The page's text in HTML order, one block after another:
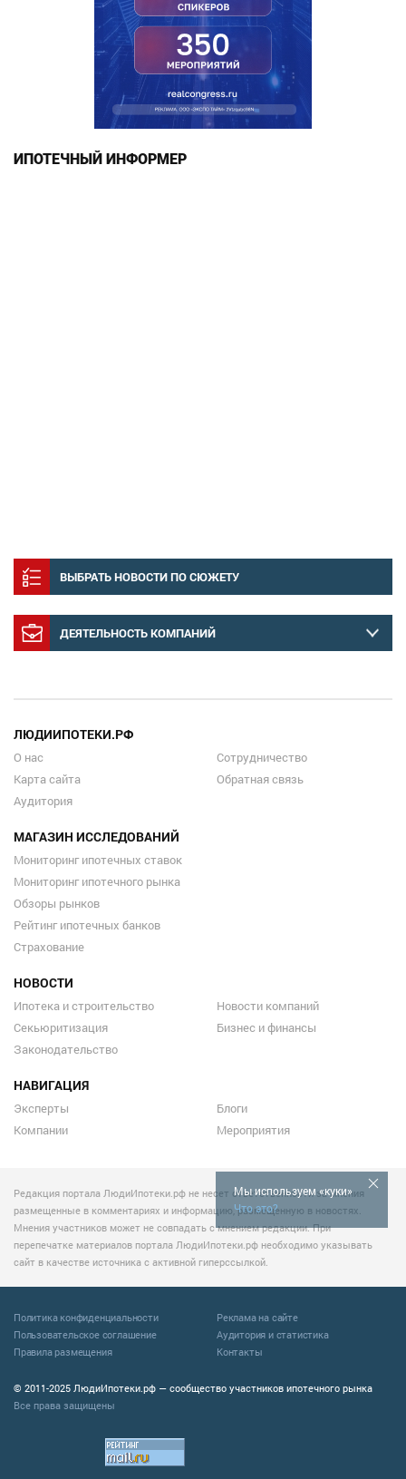
ИПОТЕЧНЫЙ ИНФОРМЕР
ВЫБРАТЬ НОВОСТИ ПО СЮЖЕТУ
ДЕЯТЕЛЬНОСТЬ КОМПАНИЙ
Мы используем «куки»
Что это?
ЛЮДИИПОТЕКИ.РФ
О нас
Карта сайта
Аудитория
Сотрудничество
Обратная связь
МАГАЗИН ИССЛЕДОВАНИЙ
Мониторинг ипотечных ставок
Мониторинг ипотечного рынка
Обзоры рынков
Рейтинг ипотечных банков
Страхование
НОВОСТИ
Ипотека и строительство
Секьюритизация
Законодательство
Новости компаний
Бизнес и финансы
НАВИГАЦИЯ
Эксперты
Компании
Блоги
Мероприятия
Редакция портала ЛюдиИпотеки.рф не несет ответственности за мнения
размещенные в комментариях и информацию, размещенную в новостях.
Мнения участников может не совпадать с мнением редакции. При
перепечатке материалов портала ЛюдиИпотеки.рф необходимо указывать
сайт в качестве источника с активной гиперссылкой.
© 2011-2025 ЛюдиИпотеки.рф — сообщество участников ипотечного рынка
Все права защищены
Политика конфиденциальности
Пользовательское соглашение
Правила размещения
Реклама на сайте
Аудитория и статистика
Контакты